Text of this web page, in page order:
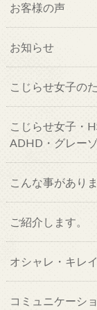
お客様の声
お知らせ
こじらせ女子の
こじらせ女子・
ADHD・グレー
こんな事があり
ご紹介します。
オシャレ・キレ
コミュニケーシ